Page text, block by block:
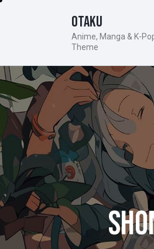
Otaku
Anime, Manga & K-
Theme